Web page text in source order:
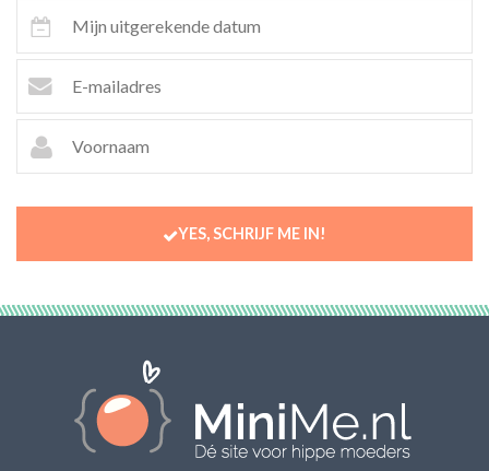
YES, SCHRIJF ME IN!